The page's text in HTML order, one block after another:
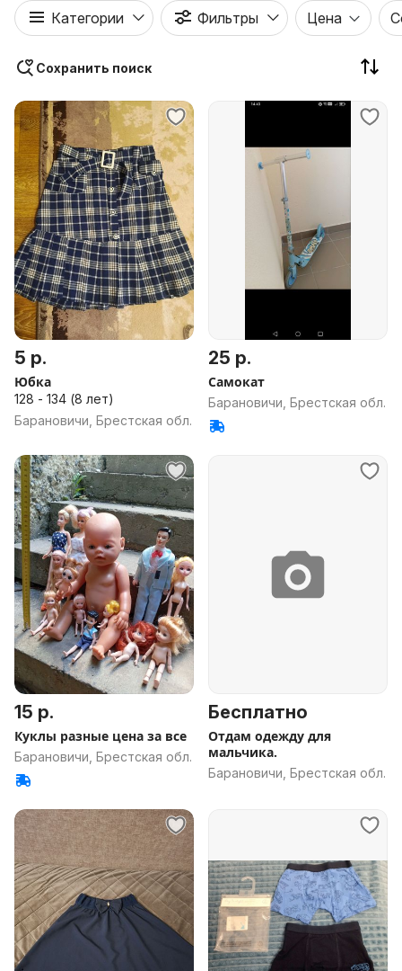
Категории Фильтры Цена
Сохранить поиск
5 р.
Юбка
128 - 134 (8 лет)
Барановичи, Брестская обл.
25 р.
Самокат
Барановичи, Брестская обл.
15 р.
Куклы разные цена за все
Барановичи, Брестская обл.
Бесплатно
Отдам одежду для
мальчика.
Барановичи, Брестская обл.